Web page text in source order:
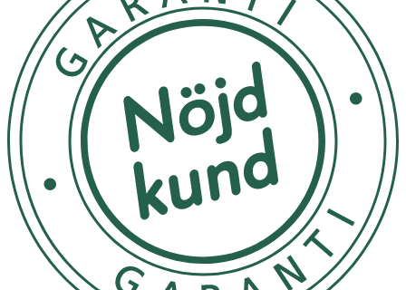
- Byggbar täckning – anpassa efter behov
- Vegansk, parfymfri och berikad med högrenade
mineraler
- Återfuktande formula som låter huden andas
Användning
- Applicera med borste, makeupsvamp eller fingrar
- För jämn täckning:använd IDUN Minerals Liquid
Foundation Brush
- För extra glow: dutta in produkten med fuktad